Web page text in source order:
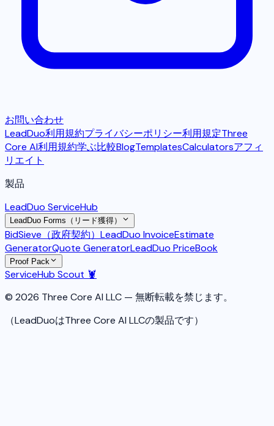
お問い合わせ
LeadDuo利用規約プライバシーポリシー利用規定Three
Core AI利用規約学ぶ比較BlogTemplatesCalculatorsアフィ
リエイト
製品
LeadDuo ServiceHub
LeadDuo Forms（リード獲得）
BidSieve（政府契約） LeadDuo InvoiceEstimate
GeneratorQuote GeneratorLeadDuo PriceBook
Proof Pack
ServiceHub Scout 🦞
© 2026 Three Core AI LLC — 無断転載を禁じます。
（LeadDuoはThree Core AI LLCの製品です）